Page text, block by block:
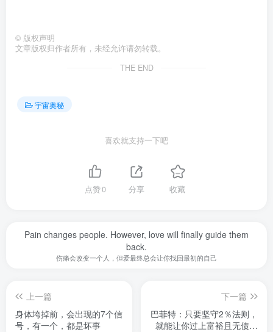
© 版权声明
文章版权归作者所有，未经允许请勿转载。
THE END
宇宙奥秘
喜欢就支持一下吧
点赞0 分享 收藏
Pain changes people. However, love will finally guide them
back.
伤痛会改变一个人，但爱最终总会让你找回最初的自己
上一篇
身体垮掉前，会出现的7个信
号，有一个，都是坏事
下一篇
巴菲特：只要坚守2％法则，
就能让你过上富裕且无债的